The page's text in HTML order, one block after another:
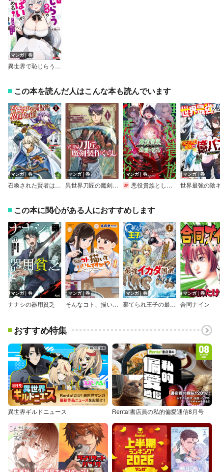
マンガ｜巻
異世界で恥じらう女子のおっぱいが揉める！アンソロジーコミック
この本を読んだ人はこんな本も読んでいます
マンガ｜巻
召喚された賢者は異世界を往く ～最強なのは不要在庫のアイテムでした～
マンガ｜巻
異世界刀匠の魔剣製作ぐらし【デジタル版限定特典付き】
マンガ｜巻
悪役貴族として必要なそれ
マンガ｜巻
この本に関心がある人におすすめします
マンガ｜巻
ナナシの器用貧乏
マンガ｜巻
そんなコト、描いていいんですか！？
マンガ｜巻
棄てられ王子の最強イカダ国家 ～お前はゴミだと追放されたので、無駄スキル【リサイクル】を使ってゴミ扱いされたモノたちで海上都市を築きます～【特典イラスト付き】
マンガ｜巻
合同ナイン
おすすめ特集
異世界ギルドニュース Renta!書店員の私的偏愛通信8月号